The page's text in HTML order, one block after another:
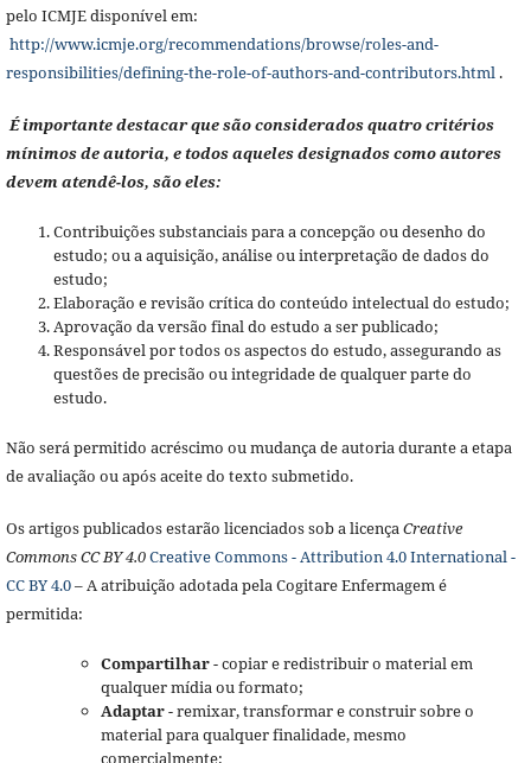
pelo ICMJE disponível em:
http://www.icmje.org/recommendations/browse/roles-and-
responsibilities/defining-the-role-of-authors-and-contributors.html.
É importante destacar que são considerados quatro critérios
mínimos de autoria, e todos aqueles designados como autores
devem atendê-los, são eles:
Contribuições substanciais para a concepção ou desenho do
estudo; ou a aquisição, análise ou interpretação de dados do
estudo;
Elaboração e revisão crítica do conteúdo intelectual do estudo;
Aprovação da versão final do estudo a ser publicado;
Responsável por todos os aspectos do estudo, assegurando as
questões de precisão ou integridade de qualquer parte do
estudo.
Não será permitido acréscimo ou mudança de autoria durante a etapa
de avaliação ou após aceite do texto submetido.
Os artigos publicados estarão licenciados sob a licençaCreative
Commons CC BY 4.0Creative Commons - Attribution 4.0 International -
CC BY 4.0– A atribuição adotada pela Cogitare Enfermagem é
permitida:
Compartilhar- copiar e redistribuir o material em
qualquer mídia ou formato;
Adaptar- remixar, transformar e construir sobre o
material para qualquer finalidade, mesmo
comercialmente;